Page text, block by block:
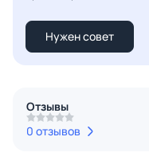
Нужен совет
Отзывы
0 отзывов